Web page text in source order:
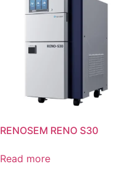
RENOSEM RENO S30
Read more